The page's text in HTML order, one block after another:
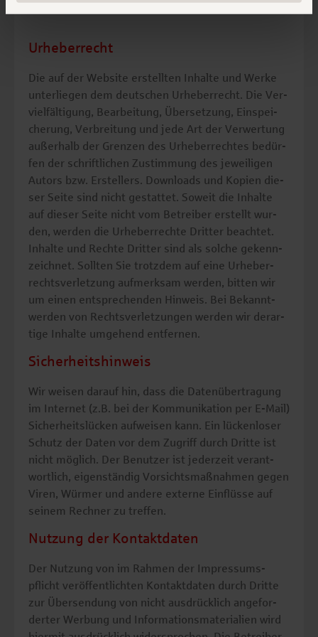
Links un­ver­züg­lich lö­schen.
Urheberrecht
Die auf der Web­site er­stell­ten In­hal­te und Werke
un­ter­lie­gen dem deut­schen Ur­he­ber­recht. Die Ver­
viel­fäl­ti­gung, Be­ar­bei­tung, Über­set­zung, Ein­spei­
che­rung, Ver­brei­tung und jede Art der Ver­wer­tung
au­ßer­halb der Gren­zen des Ur­he­ber­rech­tes be­dür­
fen der schrift­li­chen Zu­stim­mung des je­wei­li­gen
Au­tors bzw. Er­stel­lers. Down­loads und Ko­pi­en die­
ser Seite sind nicht ge­stat­tet. So­weit die In­hal­te
auf die­ser Seite nicht vom Be­trei­ber er­stellt wur­
den, wer­den die Ur­he­ber­rech­te Drit­ter be­ach­tet.
In­hal­te und Rech­te Drit­ter sind als sol­che ge­kenn­
zeich­net. Soll­ten Sie trotz­dem auf eine Ur­he­ber­
rechts­ver­let­zung auf­merk­sam wer­den, bit­ten wir
um einen ent­spre­chen­den Hin­weis. Bei Be­kannt­
wer­den von Rechts­ver­let­zun­gen wer­den wir der­ar­
ti­ge In­hal­te um­ge­hend ent­fer­nen.
Sicherheitshinweis
Wir wei­sen dar­auf hin, dass die Da­ten­über­tra­gung
im In­ter­net (z.B. bei der Kom­mu­ni­ka­ti­on per E-Mail)
Si­cher­heits­lü­cken auf­wei­sen kann. Ein lü­cken­lo­ser
Schutz der Daten vor dem Zu­griff durch Drit­te ist
nicht mög­lich. Der Be­nut­zer ist je­der­zeit ver­ant­
wort­lich, ei­gen­stän­dig Vor­sichts­maß­nah­men gegen
Viren, Wür­mer und an­de­re ex­ter­ne Ein­flüs­se auf
sei­nem Rech­ner zu tref­fen.
Nutzung der Kontaktdaten
Der Nut­zung von im Rah­men der Im­pres­sums­
pflicht ver­öf­fent­lich­ten Kon­takt­da­ten durch Drit­te
zur Über­sen­dung von nicht aus­drück­lich an­ge­for­
der­ter Wer­bung und In­for­ma­ti­ons­ma­te­ria­li­en wird